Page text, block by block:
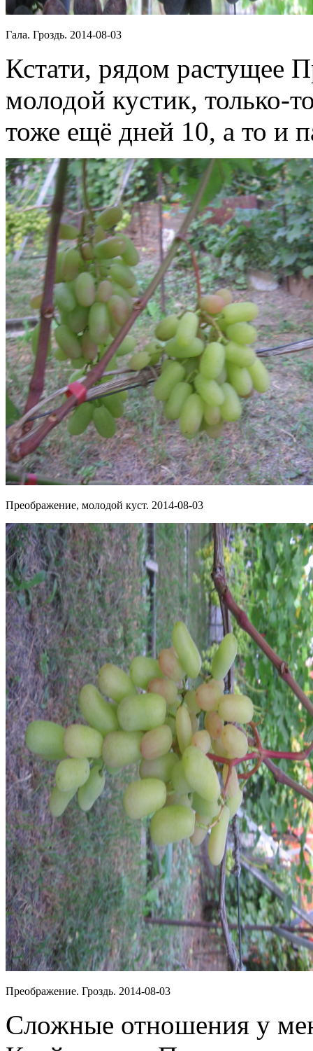
Гала. Гроздь. 2014-08-03
Кстати, рядом растущее
молодой кустик, только-
тоже ещё дней 10, а то и
Преображение, молодой куст. 2014-08-03
Преображение. Гроздь. 2014-08-03
Сложные отношения у